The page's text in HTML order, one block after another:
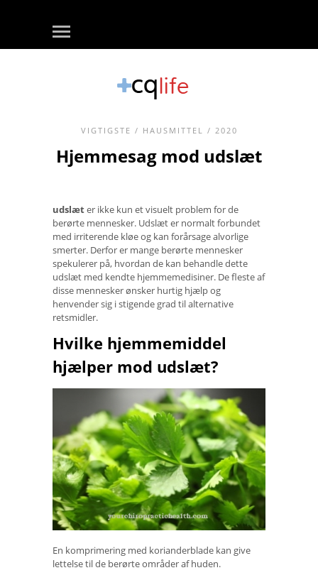
VIGTIGSTE / HAUSMITTEL / 2020
Hjemmesag mod udslæt
udslæter ikke kun et visuelt problem for de
berørte mennesker. Udslæt er normalt forbundet
med irriterende kløe og kan forårsage alvorlige
smerter. Derfor er mange berørte mennesker
spekulerer på, hvordan de kan behandle dette
udslæt med kendte hjemmemedisiner. De fleste af
disse mennesker ønsker hurtig hjælp og
henvender sig i stigende grad til alternative
retsmidler.
Hvilke hjemmemiddel
hjælper mod udslæt?
En komprimering med korianderblade kan give
lettelse til de berørte områder af huden.